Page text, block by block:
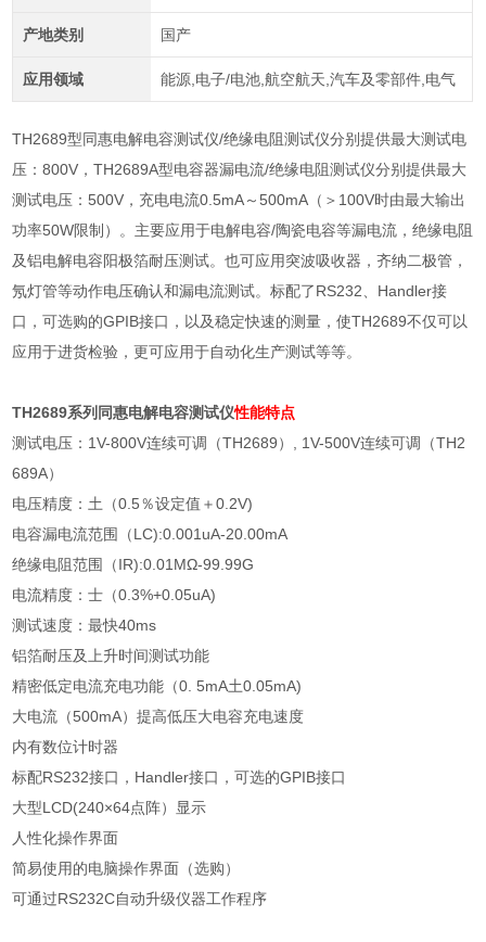
产地类别 国产
应用领域 能源,电子/电池,航空航天,汽车及零部件,电气
TH2689型同惠电解电容测试仪/绝缘电阻测试仪分别提供最大测试电
压：800V ，TH2689A型电容器漏电流/绝缘电阻测试仪分别提供最大
测试电压：500V ，充电电流0.5mA～500mA （＞ 100V时由最大输出
功率50W限制）。主要应用于电解电容/陶瓷电容等漏电流，绝缘电阻
及铝电解电容阳极箔耐压测试。也可应用突波吸收器，齐纳二极管，
氖灯管等动作电压确认和漏电流测试。标配了RS232 Handler接
口，可选购的GPIB接口，以及稳定快速的测量，使TH2689不仅可以
应用于进货检验，更可应用于自动化生产测试等等。
TH2689系列 同惠电解电容测试仪性能特点
测试电压： 1V-800V连续可调（TH2689） , 1V-500V连续可调（TH2
689A）
电压精度：土（0.5％设定值＋0.2V)
电容漏电流范围（LC):0.001uA-20.00mA
绝缘电阻范围（IR):0.01MΩ-99.99G
电流精度：士（0.3%+0.05uA)
测试速度：最快40ms
铝箔耐压及上升时间测试功能
精密低定电流充电功能（0. 5mA土0.05mA)
大电流（500mA）提高低压大电容充电速度
内有数位计时器
标配RS232接口， Handler接口，可选的GPIB接口
大型LCD(240×64点阵）显示
人性化操作界面
简易使用的电脑操作界面（选购）
可通过RS232C自动升级仪器工作程序